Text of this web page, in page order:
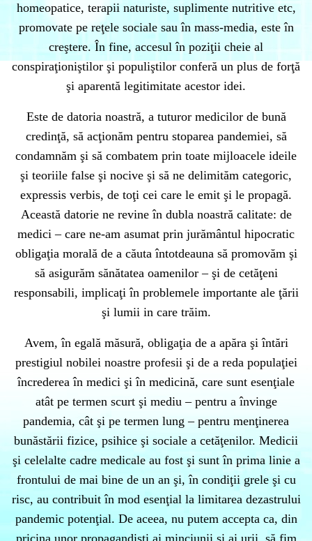
homeopatice, terapii naturiste, suplimente nutritive etc,
promovate pe reţele sociale sau în mass-media, este în
creştere. În fine, accesul în poziţii cheie al
conspiraţioniştilor şi populiştilor conferă un plus de forţă
şi aparentă legitimitate acestor idei.
Este de datoria noastră, a tuturor medicilor de bună
credinţă, să acţionăm pentru stoparea pandemiei, să
condamnăm şi să combatem prin toate mijloacele ideile
şi teoriile false şi nocive şi să ne delimităm categoric,
expressis verbis, de toţi cei care le emit şi le propagă.
Această datorie ne revine în dubla noastră calitate: de
medici – care ne-am asumat prin jurământul hipocratic
obligaţia morală de a căuta întotdeauna să promovăm şi
să asigurăm sănătatea oamenilor – şi de cetăţeni
responsabili, implicaţi în problemele importante ale ţării
şi lumii in care trăim.
Avem, în egală măsură, obligaţia de a apăra şi întări
prestigiul nobilei noastre profesii şi de a reda populaţiei
încrederea în medici şi în medicină, care sunt esenţiale
atât pe termen scurt şi mediu – pentru a învinge
pandemia, cât şi pe termen lung – pentru menţinerea
bunăstării fizice, psihice şi sociale a cetăţenilor. Medicii
şi celelalte cadre medicale au fost şi sunt în prima linie a
frontului de mai bine de un an şi, în condiţii grele şi cu
risc, au contribuit în mod esenţial la limitarea dezastrului
pandemic potenţial. De aceea, nu putem accepta ca, din